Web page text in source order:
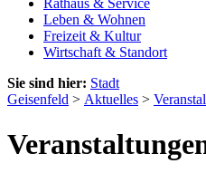
Rathaus & Service
Leben & Wohnen
Freizeit & Kultur
Wirtschaft & Standort
Sie sind hier: Stadt
Geisenfeld > Aktuelles >